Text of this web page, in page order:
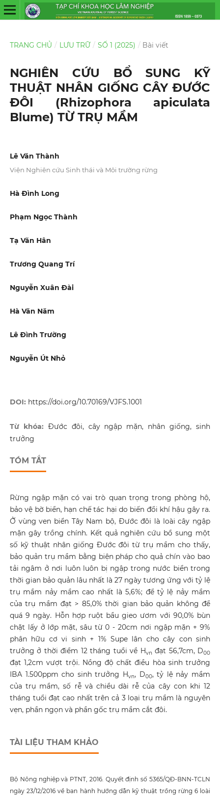
TRANG CHỦ / LƯU TRỮ / SỐ 1 (2025) / Bài viết
NGHIÊN CỨU BỔ SUNG KỸ
THUẬT NHÂN GIỐNG CÂY ĐƯỚC
ĐÔI (Rhizophora apiculata
Blume) TỪ TRỤ MẦM
Lê Văn Thành
Viện Nghiên cứu Sinh thái và Môi trường rừng
Hà Đình Long
Phạm Ngọc Thành
Tạ Văn Hân
Trương Quang Trí
Nguyễn Xuân Đài
Hà Văn Năm
Lê Đình Trường
Nguyễn Út Nhỏ
DOI: https://doi.org/10.70169/VJFS.1001
Từ khóa: Đước đôi, cây ngập mặn, nhân giống, sinh
trưởng
TÓM TẮT
Rừng ngập mặn có vai trò quan trọng trong phòng hộ,
bảo vệ bờ biển, hạn chế tác hại do biến đổi khí hậu gây ra.
Ở vùng ven biển Tây Nam bộ, Đước đôi là loài cây ngập
mặn gây trồng chính. Kết quả nghiên cứu bổ sung một
số kỹ thuật nhân giống Đước đôi từ trụ mầm cho thấy,
bảo quản trụ mầm bằng biện pháp cho quả chín vào bao
tải ngâm ở nơi luôn luôn bị ngập trong nước biển trong
thời gian bảo quản lâu nhất là 27 ngày tương ứng với tỷ lệ
trụ mầm nảy mầm cao nhất là 5,6%; để tỷ lệ nảy mầm
của trụ mầm đạt > 85,0% thời gian bảo quản không để
quá 9 ngày. Hỗn hợp ruột bầu gieo ươm với 90,0% bùn
chặt lấy ở lớp mặt, sâu từ 0 - 20cm nơi ngập mặn + 9%
phân hữu cơ vi sinh + 1% Supe lân cho cây con sinh
trưởng ở thời điểm 12 tháng tuổi về Hvn đạt 56,7cm, D00
đạt 1,2cm vượt trội. Nồng độ chất điều hòa sinh trưởng
IBA 1.500ppm cho sinh trưởng Hvn, D00, tỷ lệ nảy mầm
của trụ mầm, số rễ và chiều dài rễ của cây con khi 12
tháng tuổi đạt cao nhất trên cả 3 loại trụ mầm là nguyên
vẹn, phần ngọn và phần gốc trụ mầm cắt đôi.
TÀI LIỆU THAM KHẢO
Bộ Nông nghiệp và PTNT, 2016. Quyết định số 5365/QĐ-BNN-TCLN
ngày 23/12/2016 về ban hành hướng dẫn kỹ thuật trồng rừng 6 loài